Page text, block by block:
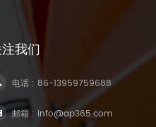
我们
电话 :86-13959759688
邮箱 : info@ap365.com